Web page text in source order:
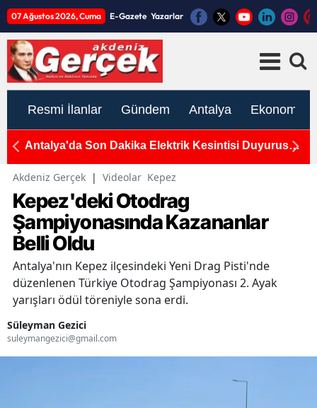
07 Ağustos 2026, Cuma E-Gazete Yazarlar
Resmi İlanlar Gündem Antalya Ekonomi
Antalya'da Son Dakika Elektrik Kesintisi Duyurusu:
Akdeniz Gerçek | Videolar Kepez
Kepez'deki Otodrag
Şampiyonasında Kazananlar
Belli Oldu
Antalya'nın Kepez ilçesindeki Yeni Drag Pisti'nde
düzenlenen Türkiye Otodrag Şampiyonası 2. Ayak
yarışları ödül töreniyle sona erdi.
Süleyman Gezici
suleymangezici@gmail.com